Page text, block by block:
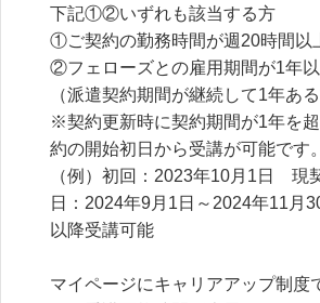
下記①②いずれも該当する方
①ご契約の勤務時間が週20時間以
②フェローズとの雇用期間が1年
（派遣契約期間が継続して1年ある
※契約更新時に契約期間が1年を
約の開始初日から受講が可能です。
（例）初回：2023年10月1日　現
日：2024年9月1日～2024年11月
以降受講可能
マイページにキャリアアップ制度